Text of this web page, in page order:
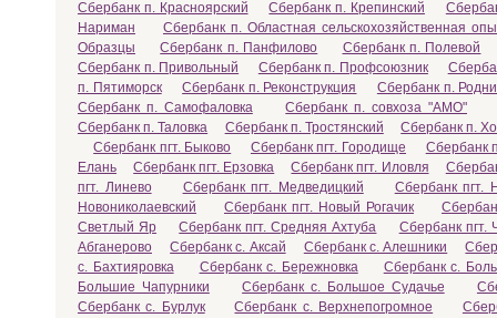
Сбербанк п. Красноярский
Сбербанк п. Крепинский
Нариман
Сбербанк п. Областная сельскохозяйственная
Образцы
Сбербанк п. Панфилово
Сбербанк п. Полевой
Сбербанк п. Привольный
Сбербанк п. Профсоюзник
п. Пятиморск
Сбербанк п. Реконструкция
Сбербанк п.
Сбербанк п. Самофаловка
Сбербанк п. совхоза "АМО"
Сбербанк п. Таловка
Сбербанк п. Тростянский
Сбербанк п.
Сбербанк пгт. Быково
Сбербанк пгт. Городище
Сбербанк
Елань
Сбербанк пгт. Ерзовка Сбербанк пгт. Иловля
пгт. Линево
Сбербанк пгт. Медведицкий
Сбербанк пгт.
Новониколаевский
Сбербанк пгт. Новый Рогачик
Светлый Яр
Сбербанк пгт. Средняя Ахтуба
Сбербанк пгт.
Абганерово
Сбербанк с. Аксай Сбербанк с. Алешники
с. Бахтияровка
Сбербанк с. Бережновка
Сбербанк с.
Большие Чапурники
Сбербанк с. Большое Судачье
Сбербанк с. Бурлук
Сбербанк с. Верхнепогромное